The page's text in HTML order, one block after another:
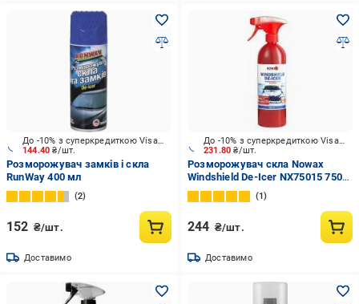
144.40₴/шт.
До -10% з суперкредиткою Visa Вигода
Розморожувач замків і скла
RunWay 400 мл
2
152 ₴/шт.
Доставимо
231.80₴/шт.
До -10% з суперкредиткою Visa Вигода
Розморожувач скла Nowax
Windshield De-Icer NX75015 750
мл
1
244 ₴/шт.
Доставимо